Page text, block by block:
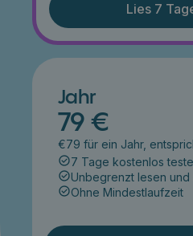
Lies 7
Jahr
79 €
€79 für ein Jahr,
7 Tage kostenlos
Unbegrenzt lesen und
Ohne Mindestlaufzeit